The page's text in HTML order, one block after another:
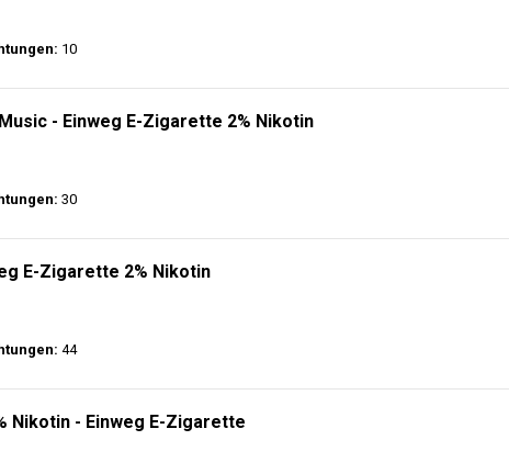
10
- Einweg E-Zigarette 2% Nikotin
30
E-Zigarette 2% Nikotin
44
Nikotin - Einweg E-Zigarette